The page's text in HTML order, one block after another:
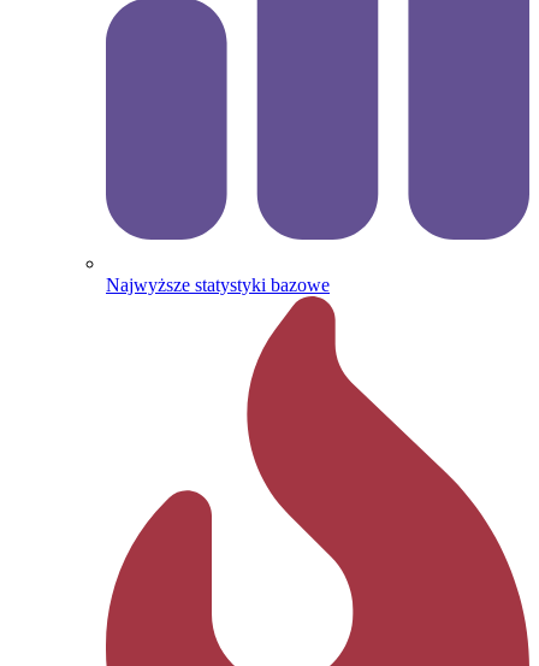
Najwyższe statystyki bazowe